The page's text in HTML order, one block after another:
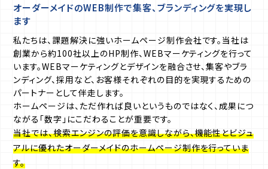
オーダーメイドのWEB制作で集客、ブランディングを実現し
ます
私たちは、課題解決に強いホームページ制作会社です。 当社は
創業から約100社以上のHP制作、WEBマーケティングを行って
います。WEBマーケティングとデザインを融合させ、集客やブラ
ンディング、採用など、お客様それぞれの目的を実現するための
パートナーとして伴走します。
ホームページは、ただ作れば良いというものではなく、成果につ
ながる「数字」にこだわることが重要です。
当社では、検索エンジンの評価を意識しながら、機能性とビジュ
アルに優れたオーダーメイドのホームページ制作を行っていま
す。